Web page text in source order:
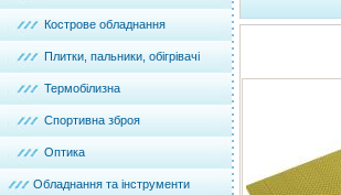
Кострове обладнання
Плитки, пальники, обігрівачі
Термобілизна
Спортивна зброя
Оптика
Обладнання та інструменти